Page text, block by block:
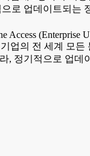
로 업데이트되는
Access (Enterprise
업의 전 세계 모
, 정기적으로 업데